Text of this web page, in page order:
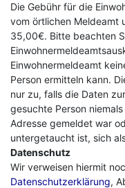
Die Gebühr für die
vom örtlichen Meldeamt
35,00€. Bitte beachten
Einwohnermeldeamt
Person ermitteln kann.
nur zu, falls die Daten
gesuchte Person
Adresse gemeldet war
untergetaucht ist, sich
Datenschutz
Wir verweisen hiermit
Datenschutzerklärung,